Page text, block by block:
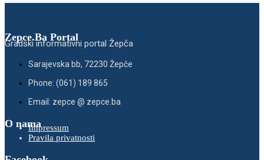
Zepce.Ba Portal
Gradski informativni portal Žepča
Sarajevska bb, 72230 Žepče
Phone: (061) 189 865
Email: zepce @ zepce.ba
O namaImpressum
Pravila privatnosti